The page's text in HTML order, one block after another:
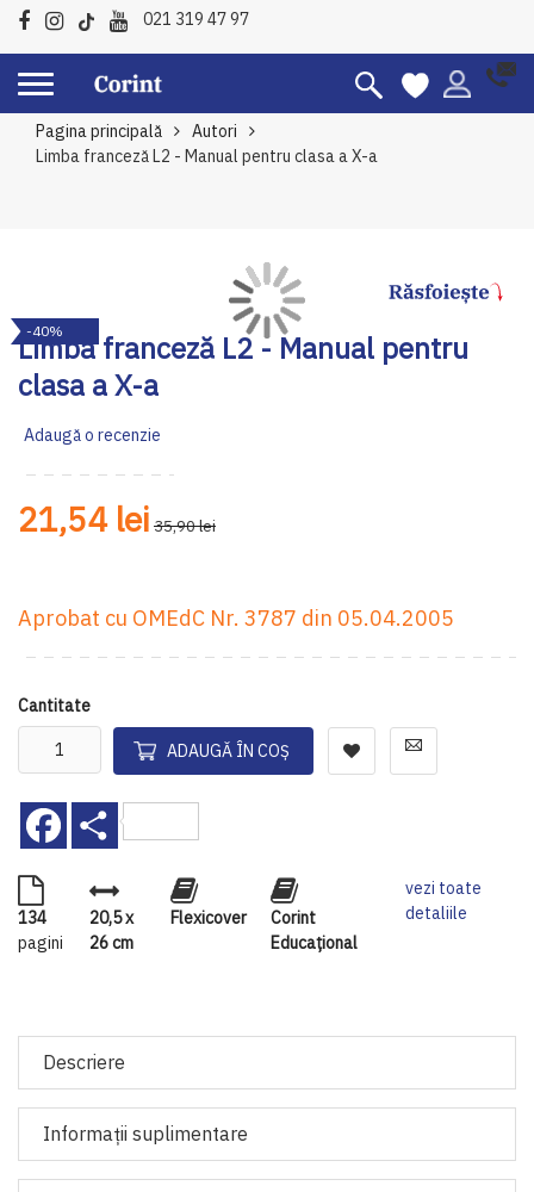
021 319 47 97
Pagina principală
Autori
Limba franceză L2 - Manual pentru clasa a X-a
Limba franceză L2 - Manual pentru
clasa a X-a
Adaugă o recenzie
21,54 lei 35,90 lei
Aprobat cu OMEdC Nr. 3787 din 05.04.2005
Cantitate
ADAUGĂ ÎN COȘ
Facebook
134
pagini
20,5 x
26 cm
Flexicover
Corint
Educaţional
vezi toate
detaliile
to
the
end
the
-40%
Descriere
Informaţii suplimentare